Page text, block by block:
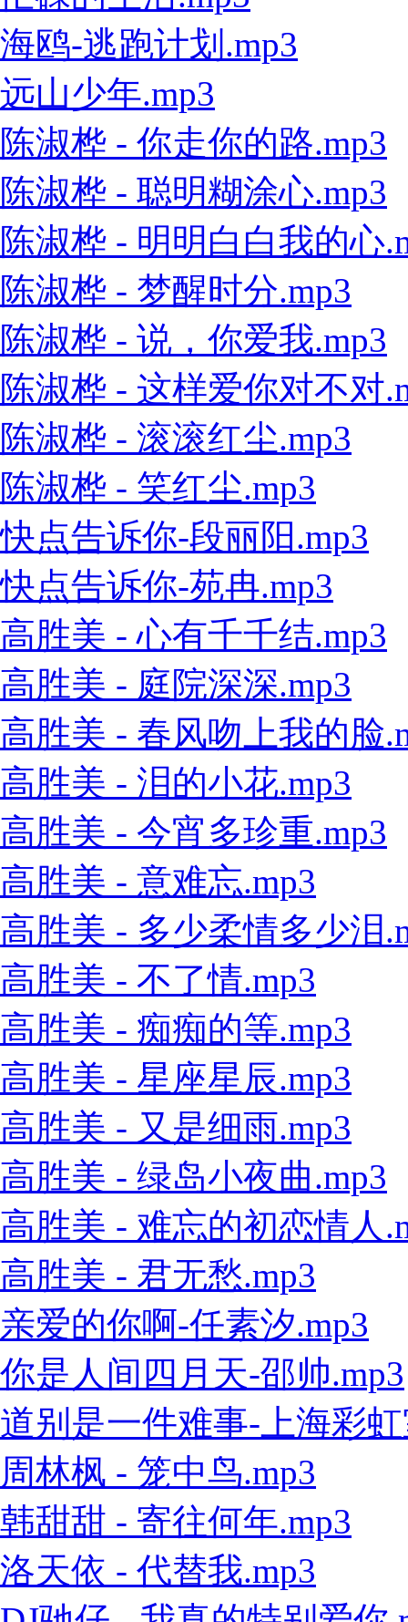
海鸥-逃跑计划.mp3
远山少年.mp3
陈淑桦 - 你走你的路.mp3
陈淑桦 - 聪明糊涂心.mp3
陈淑桦 - 明明白白我的心
陈淑桦 - 梦醒时分.mp3
陈淑桦 - 说，你爱我.mp3
陈淑桦 - 这样爱你对不对
陈淑桦 - 滚滚红尘.mp3
陈淑桦 - 笑红尘.mp3
快点告诉你-段丽阳.mp3
快点告诉你-苑冉.mp3
高胜美 - 心有千千结.mp3
高胜美 - 庭院深深.mp3
高胜美 - 春风吻上我的脸
高胜美 - 泪的小花.mp3
高胜美 - 今宵多珍重.mp3
高胜美 - 意难忘.mp3
高胜美 - 多少柔情多少泪
高胜美 - 不了情.mp3
高胜美 - 痴痴的等.mp3
高胜美 - 星座星辰.mp3
高胜美 - 又是细雨.mp3
高胜美 - 绿岛小夜曲.mp3
高胜美 - 难忘的初恋情人
高胜美 - 君无愁.mp3
亲爱的你啊-任素汐.mp3
你是人间四月天-邵帅.mp3
道别是一件难事-上海彩
周林枫 - 笼中鸟.mp3
韩甜甜 - 寄往何年.mp3
洛天依 - 代替我.mp3